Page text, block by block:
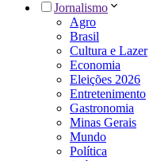
Jornalismo
Agro
Brasil
Cultura e Lazer
Economia
Eleições 2026
Entretenimento
Gastronomia
Minas Gerais
Mundo
Política